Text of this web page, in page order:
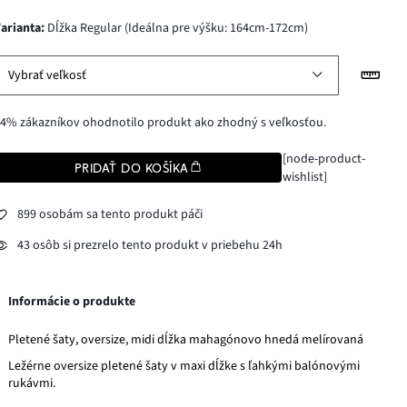
varianta: Dĺžka Regular (Ideálna pre výšku: 164cm-172cm)
Vybrať veľkosť
zákazníkov ohodnotilo produkt ako zhodný s veľkosťou.
PRIDAŤ DO KOŠÍKA
[node-product-
wishlist]
899 osobám sa tento produkt páči
43 osôb si prezrelo tento produkt v priebehu 24h
Informácie o produkte
Pletené šaty, oversize, midi dĺžka mahagónovo hnedá melírovaná
Ležérne oversize pletené šaty v maxi dĺžke s ľahkými balónovými
rukávmi.